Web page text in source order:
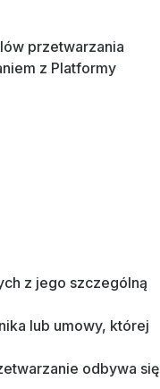
przetwarzania
z Platformy
z jego szczególną
lub umowy, której
odbywa się